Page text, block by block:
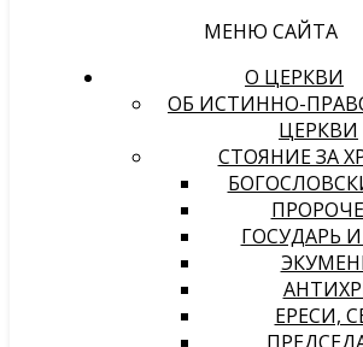
МЕНЮ САЙТА
О ЦЕРКВИ
ОБ ИСТИННО-
ЦЕРКВИ
СТОЯНИЕ ЗА
ГОСУДАРЬ
ЕРЕСИ,